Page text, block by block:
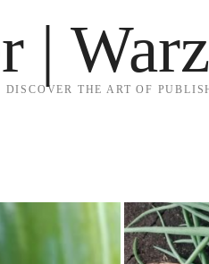
|
DISCOVER THE ART OF